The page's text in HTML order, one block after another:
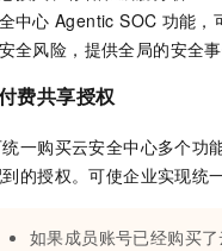
中心 Agentic SOC 功能，
全风险，提供全局的安全事
费共享授权
一购买云安全中心多个功
的授权。可使企业实现统
如果成员账号已经购买
Plan NEW
种模态的模型效果
大模
灵活
人工
最长12个月
决方案
OA
广告